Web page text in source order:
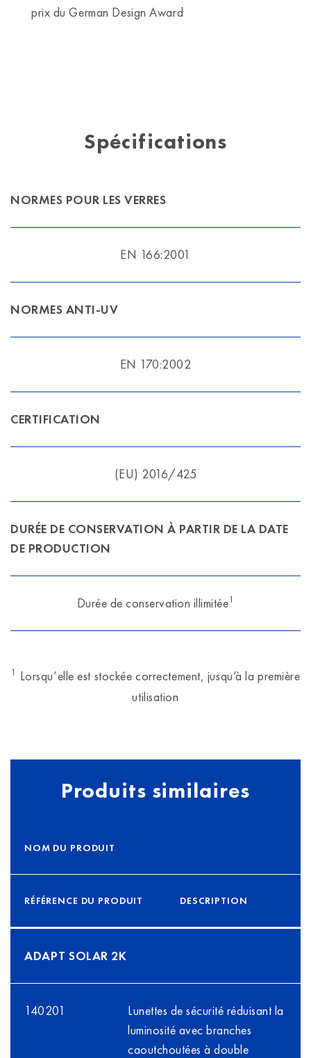
prix du German Design Award
Spécifications
NORMES POUR LES VERRES
EN 166:2001
NORMES ANTI-UV
EN 170:2002
CERTIFICATION
(EU) 2016/425
DURÉE DE CONSERVATION À PARTIR DE LA DATE
DE PRODUCTION
Durée de conservation illimitée1
1 Lorsqu’elle est stockée correctement, jusqu’à la première
utilisation
Produits similaires
NOM DU PRODUIT
RÉFÉRENCE DU PRODUIT DESCRIPTION
ADAPT SOLAR 2K
140201
Lunettes de sécurité réduisant la
luminosité avec branches
caoutchoutées à double